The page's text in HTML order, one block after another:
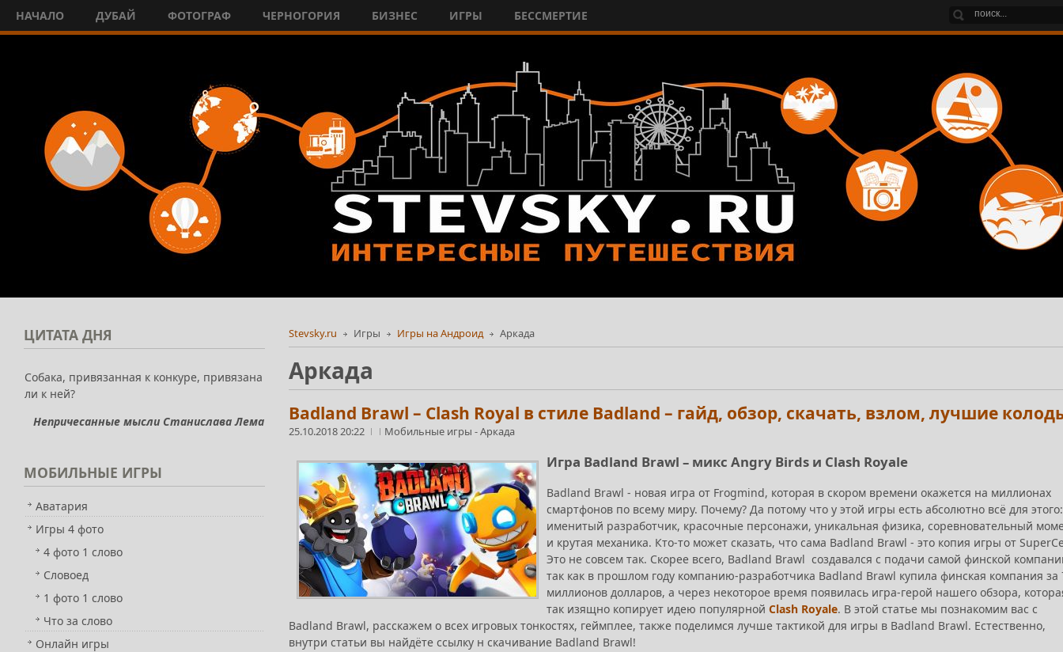
НАЧАЛО ДУБАЙ ФОТОГРАФ ЧЕРНОГОРИЯ БИЗНЕС ИГРЫ БЕССМЕРТИЕ
Stevsky.ru Игры Игры на Андроид Аркада
Аркада
Badland Brawl – Clash Royal в стиле Badland – гайд, обзор, скачать, взлом, лучшие
25.10.2018 20:22 Мобильные игры -Аркада
Игра Badland Brawl – микс Angry Birds и Clash Royale
Badland Brawl - новая игра от Frogmind, которая в скором времени окажется на миллионах
смартфонов по всему миру. Почему? Да потому что у этой игры есть абсолютно всё для этого:
именитый разработчик, красочные персонажи, уникальная физика, соревновательный
и крутая механика. Кто-то может сказать, что сама Badland Brawl - это копия игры от
Это не совсем так. Скорее всего, Badland Brawl создавался с подачи самой финской
так как в прошлом году компанию-разработчика Badland Brawl купила финская компания за
миллионов долларов, а через некоторое время появилась игра-герой нашего обзора,
так изящно копирует идею популярной Clash Royale. В этой статье мы познакомим вас с
Badland Brawl, расскажем о всех игровых тонкостях, геймплее, также поделимся лучше тактикой для игры в Badland Brawl. Естественно,
внутри статьи вы найдёте cсылку н скачивание Badland Brawl!
ЦИТАТА ДНЯ
Собака, привязанная к конкуре, привязана
ли к ней?
Непричесанные мысли Станислава Лема
МОБИЛЬНЫЕ ИГРЫ
Аватария
Игры 4 фото
4 фото 1 слово
Словоед
1 фото 1 слово
Что за слово
Онлайн игры